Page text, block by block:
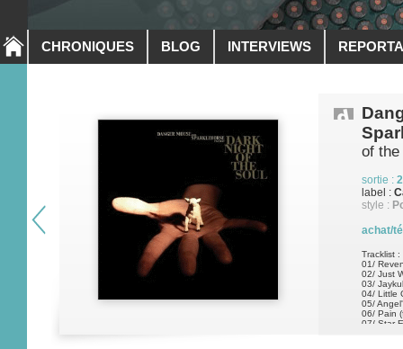
CHRONIQUES BLOG INTERVIEWS
of the
sortie :
label :
style :
achat/
Tracklist :
01/
02/ Just
03/
04/ Little
05/
06/ Pain
07/ Star